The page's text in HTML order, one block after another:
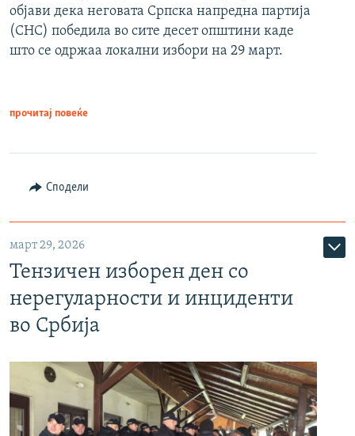
објави дека неговата Српска напредна партија
(СНС) победила во сите десет општини каде
што се одржаа локални избори на 29 март.
прочитај повеќе
Сподели
март 29, 2026
Тензичен изборен ден со
нерегуларности и инциденти
во Србија